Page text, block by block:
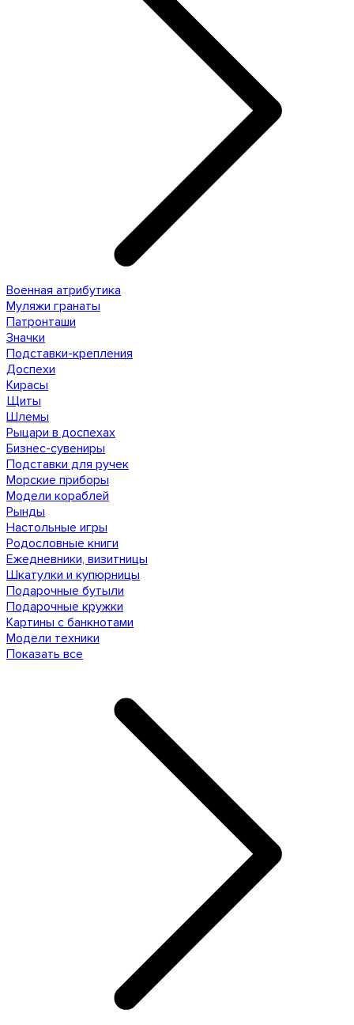
Военная атрибутика
Муляжи гранаты
Патронташи
Значки
Подставки-крепления
Доспехи
Кирасы
Щиты
Шлемы
Рыцари в доспехах
Бизнес-сувениры
Подставки для ручек
Морские приборы
Модели кораблей
Рынды
Настольные игры
Родословные книги
Ежедневники, визитницы
Шкатулки и купюрницы
Подарочные бутыли
Подарочные кружки
Картины с банкнотами
Модели техники
Показать все